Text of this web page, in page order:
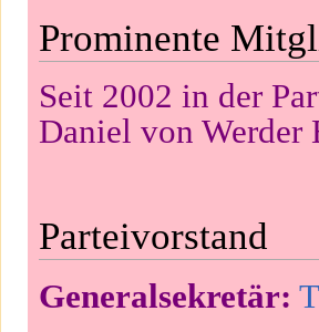
Prominente
Seit 2002 in der
Daniel von Werder
Parteivorstand
Generalsekretär: